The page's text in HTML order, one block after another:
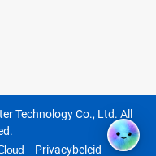
Technology Co., Ltd. All
Privacybeleid